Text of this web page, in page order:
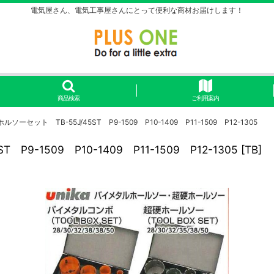
電気屋さん、電気工事屋さんにとって便利な商材お届けします！
商品検索 ご利用案内
ホルソーセット TB-55J/45ST P9-1509 P10-1409 P11-1509 P12-1305
P9-1509 P10-1409 P11-1509 P12-1305 [TB]